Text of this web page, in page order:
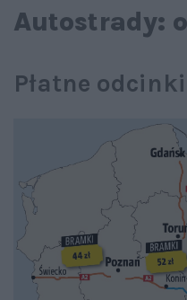
Autostrady:
Płatne